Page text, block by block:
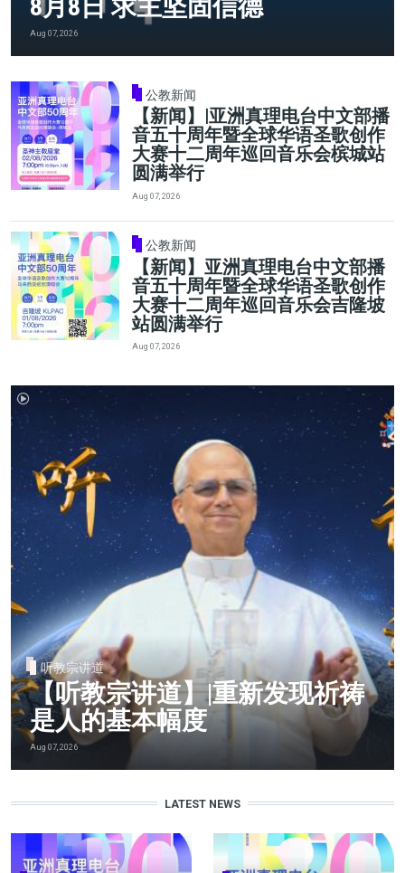
8月8日 求主坚固信德
Aug 07, 2026
公教新闻
【新闻】|亚洲真理电台中文部播
音五十周年暨全球华语圣歌创作
大赛十二周年巡回音乐会槟城站
圆满举行
Aug 07, 2026
公教新闻
【新闻】亚洲真理电台中文部播
音五十周年暨全球华语圣歌创作
大赛十二周年巡回音乐会吉隆坡
站圆满举行
Aug 07, 2026
听教宗讲道
【听教宗讲道】|重新发现祈祷
是人的基本幅度
Aug 07, 2026
LATEST NEWS